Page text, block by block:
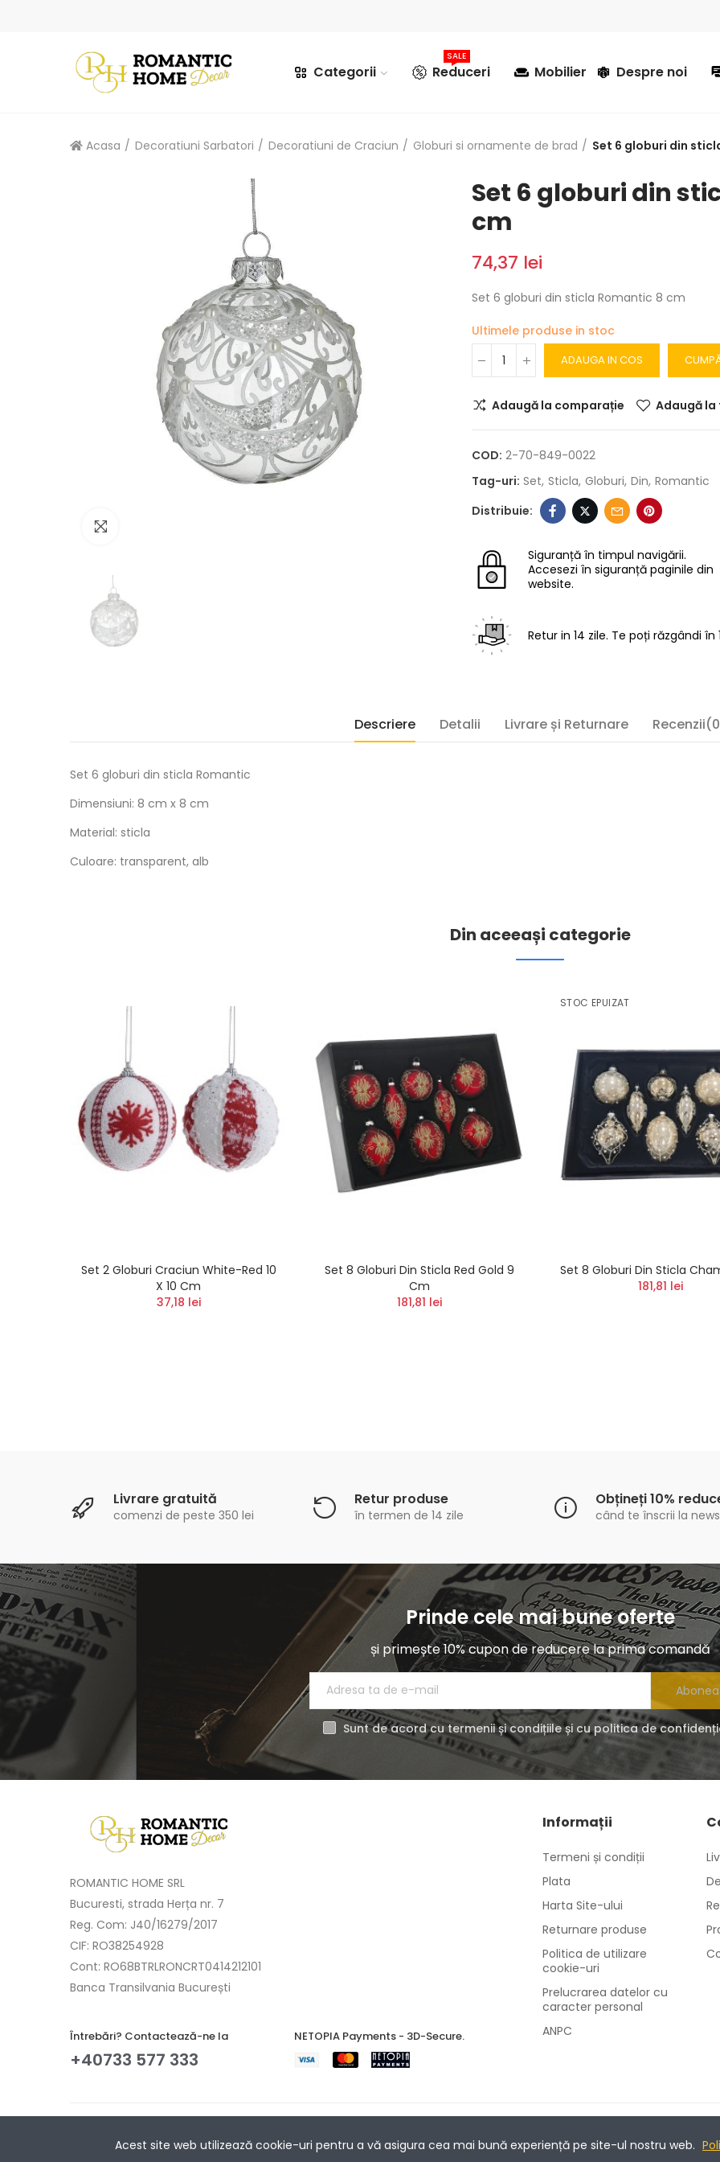
Categorii Reduceri
SALE
Mobilier Despre noi
Acasa Decoratiuni Sarbatori Decoratiuni de Craciun Globuri si ornamente de brad Set 6 globuri din
Set 6 globuri din
cm
74,37 lei
Set 6 globuri din sticla Romantic 8 cm
Ultimele produse in stoc
ADAUGA IN COS
Adaugă la comparație Adaugă
COD: 2-70-849-0022
Tag-uri: Set Sticla Globuri Din Romantic
Siguranță în timpul navigării.
Accesezi în siguranță paginile din
website.
Retur in 14 zile. Te poți răzgândi
Descriere Detalii Livrare și Returnare
Set 6 globuri din sticla Romantic
Dimensiuni: 8 cm x 8 cm
Material: sticla
Culoare: transparent, alb
Din aceeași categorie
Set 2 Globuri Craciun White-Red 10
X 10 Cm
37,18 lei
Set 8 Globuri Din Sticla Red Gold 9
Cm
181,81 lei
STOC EPUIZAT
Set 8 Globuri Din Sticla
181,81 lei
Livrare gratuită
comenzi de peste 350 lei
Retur produse
în termen de 14 zile
Obțineți 10%
când te înscrii la
Prinde cele mai bune oferte
și primește 10% cupon de reducere la prima comandă
Sunt de acord cu termenii și condițiile și cu politica de
ROMANTIC HOME SRL
Bucuresti, strada Herța nr. 7
Reg. Com: J40/16279/2017
CIF: RO38254928
Cont: RO68BTRLRONCRT0414212101
Banca Transilvania București
Întrebări? Contactează-ne la
+40733 577 333
NETOPIA Payments - 3D-Secure.
Informații
Termeni și condiții
Plata
Harta Site-ului
Returnare produse
Politica de utilizare
cookie-uri
Prelucrarea datelor cu
caracter personal
ANPC
Toate drepturile rezervate.
Acest site web utilizează cookie-uri pentru a vă asigura cea mai bună experiență pe site-ul nostru web.